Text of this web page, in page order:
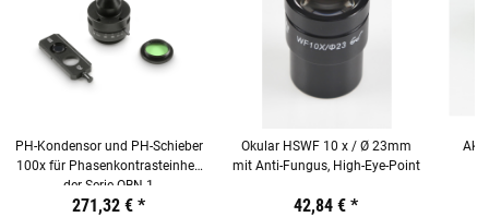
PH-Kondensor und PH-Schieber
100x für Phasenkontrasteinheit
der Serie OBN-1
19,44 €inkl. 19% USt.
271,32 € *
Okular HSWF 10 x / Ø 23mm
mit Anti-Fungus, High-Eye-Point
19,44 € inkl. 19% USt.
42,84 € *